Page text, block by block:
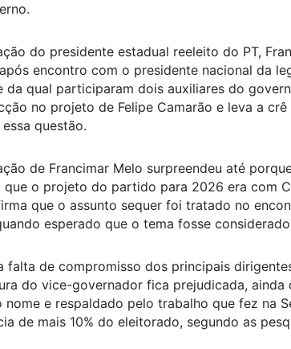
do presidente estadual reeleito do PT,
encontro com o presidente nacional da
da qual participaram dois auxiliares do
no projeto de Felipe Camarão e leva a
questão.
de Francimar Melo surpreendeu até
que o projeto do partido para 2026 era com
que o assunto sequer foi tratado no
esperado que o tema fosse
falta de compromisso dos principais
do vice-governador fica prejudicada, ainda
nome e respaldado pelo trabalho que fez na
de mais 10% do eleitorado, segundo as